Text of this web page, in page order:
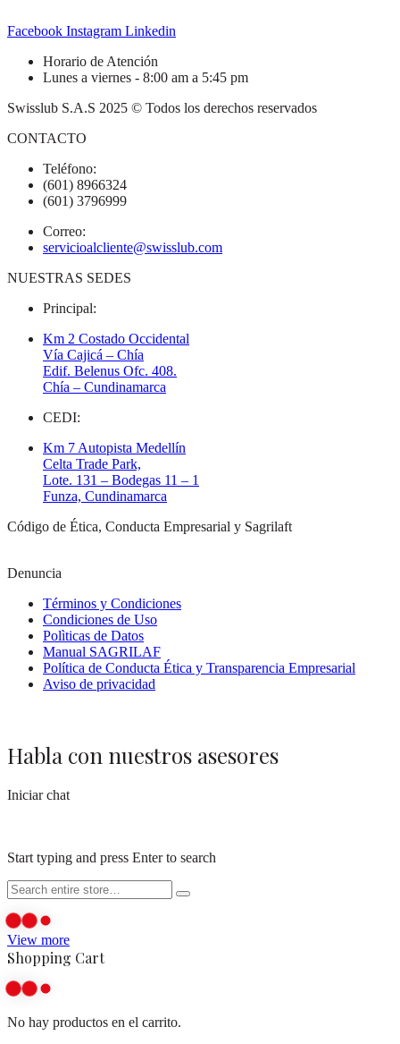
Facebook Instagram Linkedin
Horario de Atención
Lunes a viernes - 8:00 am a 5:45 pm
Swisslub S.A.S 2025 © Todos los derechos reservados
CONTACTO
Teléfono:
(601) 8966324
(601) 3796999
Correo:
servicioalcliente@swisslub.com
NUESTRAS SEDES
Principal:
Km 2 Costado Occidental
Vía Cajicá – Chía
Edif. Belenus Ofc. 408.
Chía – Cundinamarca
CEDI:
Km 7 Autopista Medellín
Celta Trade Park,
Lote. 131 – Bodegas 11 – 1
Funza, Cundinamarca
Código de Ética, Conducta Empresarial y Sagrilaft
Denuncia
Términos y Condiciones
Condiciones de Uso
Polìticas de Datos
Manual SAGRILAF
Política de Conducta Ética y Transparencia Empresarial
Aviso de privacidad
Habla con nuestros asesores
Iniciar chat
Start typing and press Enter to search
View more
Shopping Cart
No hay productos en el carrito.